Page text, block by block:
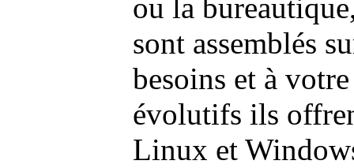
ou la
sont assemblés
besoins et à
évolutifs ils
Linux et